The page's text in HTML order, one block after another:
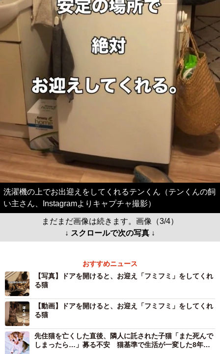
洗濯機の上でお出迎えをしてくれるテンくん（テンくんの飼
い主さん、Instagramよりキャプチャ撮影）
まだまだ画像は続きます。画像（3/4）
↓ スクロールで次の写真 ↓
おすすめニュース
【写真】ドアを開けると、お迎え「フミフミ」をしてくれ
る猫
【動画】ドアを開けると、お迎え「フミフミ」をしてくれ
る猫
先住猫を亡くした直後、隣人に託された子猫「また死んで
しまったら…」募る不安 猫基準で生活が一変した8年の